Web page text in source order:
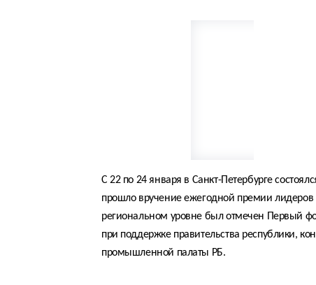
С 22 по 24 января в Санкт-Петербурге
прошло вручение ежегодной премии
региональном уровне был отмечен Первый
при поддержке правительства республики,
промышленной палаты РБ.